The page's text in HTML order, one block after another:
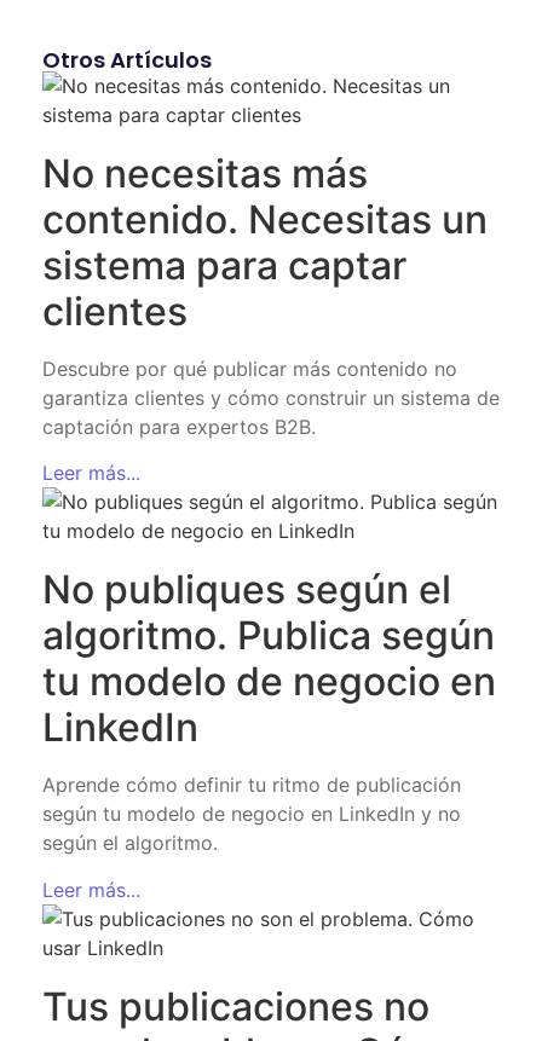
Otros Artículos
No necesitas más
contenido. Necesitas un
sistema para captar
clientes
Descubre por qué publicar más contenido no
garantiza clientes y cómo construir un sistema de
captación para expertos B2B.
Leer más...
No publiques según el
algoritmo. Publica según
tu modelo de negocio en
LinkedIn
Aprende cómo definir tu ritmo de publicación
según tu modelo de negocio en LinkedIn y no
según el algoritmo.
Leer más...
Tus publicaciones no